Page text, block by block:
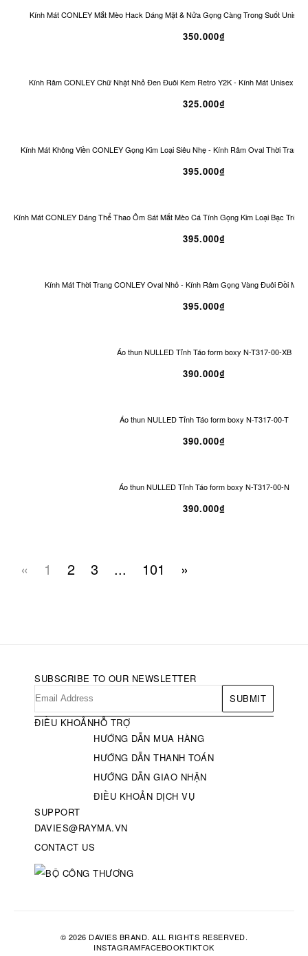
Kính Mát CONLEY Mắt Mèo Hack Dáng Mặt & Nửa Gọng Càng Trong Suốt
350.000₫
Kính Râm CONLEY Chữ Nhật Nhỏ Đen Đuôi Kem Retro Y2K - Kính Mát Unisex
325.000₫
Kính Mát Không Viền CONLEY Gọng Kim Loại Siêu Nhẹ - Kính Râm Oval Thời Trang
395.000₫
Kính Mát CONLEY Dáng Thể Thao Ôm Sát Mắt Mèo Cá Tính Gọng Kim Loại Bạc
395.000₫
Kính Mát Thời Trang CONLEY Oval Nhỏ - Kính Râm Gọng Vàng Đuôi Đồi Mồi
395.000₫
Áo thun NULLED Tỉnh Táo form boxy N-T317-00-XB
390.000₫
Áo thun NULLED Tỉnh Táo form boxy N-T317-00-T
390.000₫
Áo thun NULLED Tỉnh Táo form boxy N-T317-00-N
390.000₫
« 1 2 3 ... 101 »
SUBSCRIBE TO OUR NEWSLETTER
SUBMIT
ĐIỀU KHOẢNHỖ TRỢ
HƯỚNG DẪN MUA HÀNG
HƯỚNG DẪN THANH TOÁN
HƯỚNG DẪN GIAO NHẬN
ĐIỀU KHOẢN DỊCH VỤ
SUPPORT
DAVIES@RAYMA.VN
CONTACT US
© 2026 DAVIES BRAND. ALL RIGHTS RESERVED.
INSTAGRAMFACEBOOKTIKTOK